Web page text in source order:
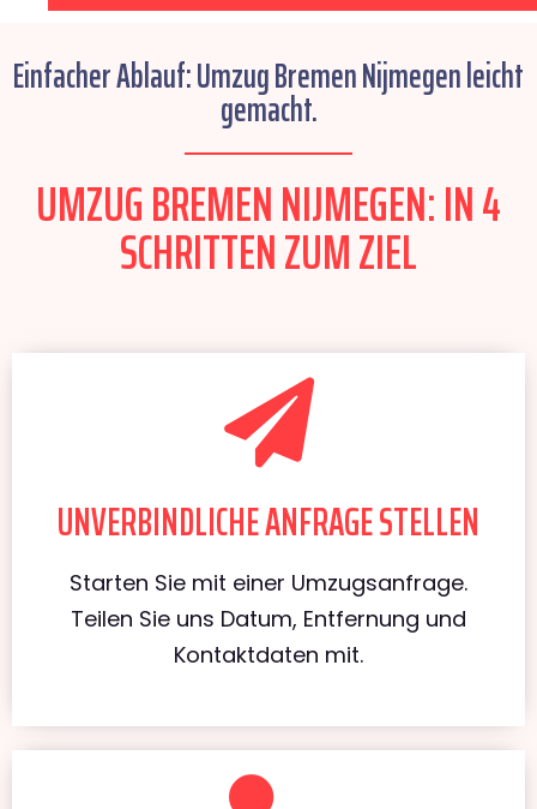
Einfacher Ablauf: Umzug Bremen Nijmegen leicht
gemacht.
UMZUG BREMEN NIJMEGEN: IN 4
SCHRITTEN ZUM ZIEL
UNVERBINDLICHE ANFRAGE STELLEN
Starten Sie mit einer Umzugsanfrage.
Teilen Sie uns Datum, Entfernung und
Kontaktdaten mit.